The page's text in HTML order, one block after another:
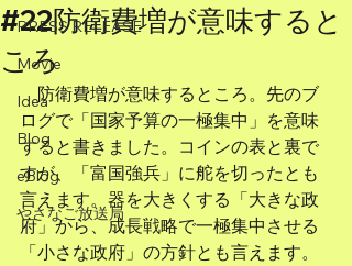
PRESS RELEASE
Movie
Idea
Blog
eBlog
やさなご放送局
#22防衛費増が意味すると
ころ
防衛費増が意味するところ。先のブ
ログで「国家予算の一極集中」を意味
すると書きました。コインの表と裏で
すが、「富国強兵」に舵を切ったとも
言えます。器を大きくする「大きな政
府」から、成長戦略で一極集中させる
「小さな政府」の方針とも言えます。